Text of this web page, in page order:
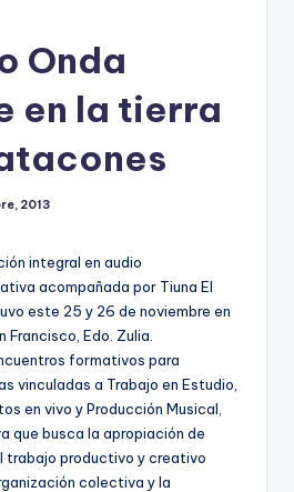
Onda
en la tierra
2013
integral en audio
acompañada por Tiuna El
este 25 y 26 de noviembre en
Francisco, Edo. Zulia.
formativos para
vinculadas a Trabajo en Estudio,
en vivo y Producción Musical,
que busca la apropiación de
trabajo productivo y creativo
colectiva y la